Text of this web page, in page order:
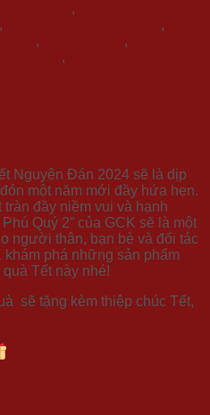
,
,
,
, ,
,
Nguyên Đán 2024 sẽ là dịp
một năm mới đầy hứa hẹn.
đầy niềm vui và hạnh
Quý 2” của GCK sẽ là một
người thân, bạn bè và đối tác
khám phá những sản phẩm
Tết này nhé!
sẽ tặng kèm thiệp chúc Tết,